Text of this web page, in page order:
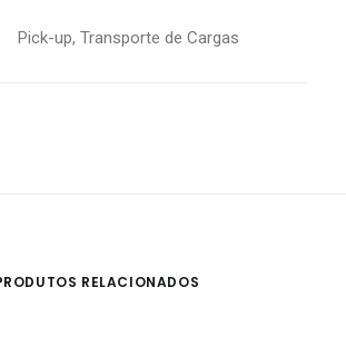
Pick-up, Transporte de Cargas
RELACIONADOS